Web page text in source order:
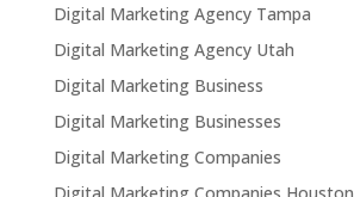
Digital Marketing Agency Tampa
Digital Marketing Agency Utah
Digital Marketing Business
Digital Marketing Businesses
Digital Marketing Companies
Digital Marketing Companies Houston